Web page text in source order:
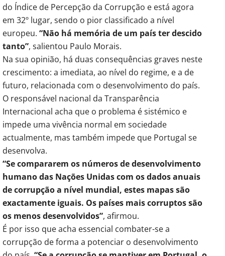
do Índice de Percepção da Corrupção e está agora
em 32º lugar, sendo o pior classificado a nível
europeu. “Não há memória de um país ter descido
tanto”, salientou Paulo Morais.
Na sua opinião, há duas consequências graves neste
crescimento: a imediata, ao nível do regime, e a de
futuro, relacionada com o desenvolvimento do país.
O responsável nacional da Transparência
Internacional acha que o problema é sistémico e
impede uma vivência normal em sociedade
actualmente, mas também impede que Portugal se
desenvolva.
“Se compararem os números de desenvolvimento
humano das Nações Unidas com os dados anuais
de corrupção a nível mundial, estes mapas são
exactamente iguais. Os países mais corruptos são
os menos desenvolvidos”, afirmou.
É por isso que acha essencial combater-se a
corrupção de forma a potenciar o desenvolvimento